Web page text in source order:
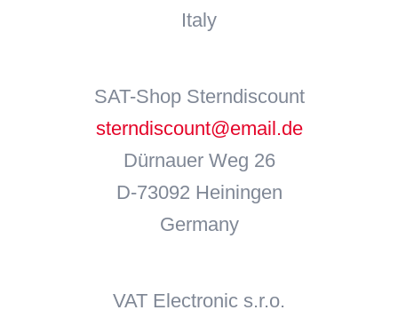
Italy
SAT-Shop Sterndiscount
sterndiscount@email.de
Dürnauer Weg 26
D-73092 Heiningen
Germany
VAT Electronic s.r.o.